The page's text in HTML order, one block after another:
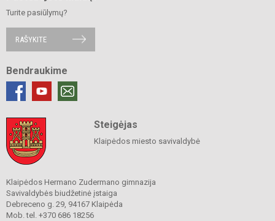
Turite pasiūlymų?
RAŠYKITE
Bendraukime
Steigėjas
Klaipėdos miesto savivaldybė
Klaipėdos Hermano Zudermano gimnazija
Savivaldybės biudžetinė įstaiga
Debreceno g. 29, 94167 Klaipėda
Mob. tel. +370 686 18256